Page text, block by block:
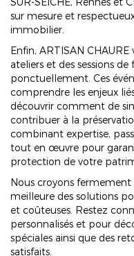
sur mesure et
immobilier.
Enfin, ARTISAN
ateliers et des sessions
ponctuellement. Ces
comprendre les enjeux
découvrir comment de
contribuer à la
combinant expertise,
tout en œuvre pour
protection de votre
Nous croyons fermement
meilleure des solutions
et coûteuses. Restez
personnalisés et pour
spéciales ainsi que des
satisfaits.